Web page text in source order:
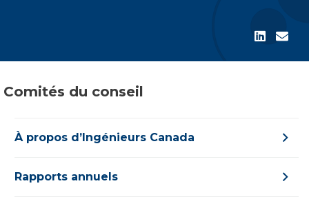
Comités du conseil
À propos d’Ingénieurs Canada
Rapports annuels